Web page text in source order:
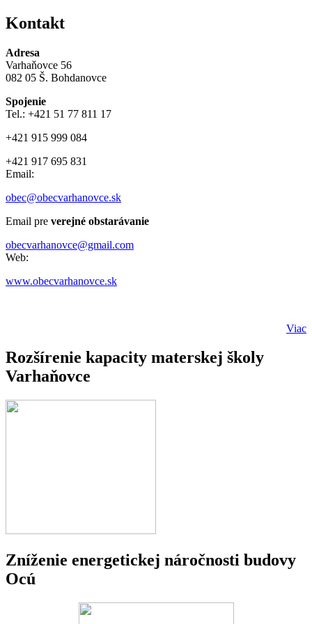
Kontakt
Adresa
Varhaňovce 56
082 05 Š. Bohdanovce
Spojenie
Tel.: +421 51 77 811 17
+421 915 999 084
+421 917 695 831
Email:
obec@obecvarhanovce.sk
Email pre verejné obstarávanie
obecvarhanovce@gmail.com
Web:
www.obecvarhanovce.sk
Viac
Rozšírenie kapacity materskej školy
Varhaňovce
Zníženie energetickej náročnosti budovy
Ocú